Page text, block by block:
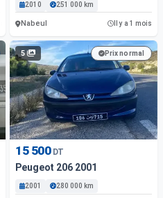
2010 251 000 km
Nabeul Il y a 1 mois
5 Prix normal
15 500 DT
Peugeot 206 2001
2001 280 000 km